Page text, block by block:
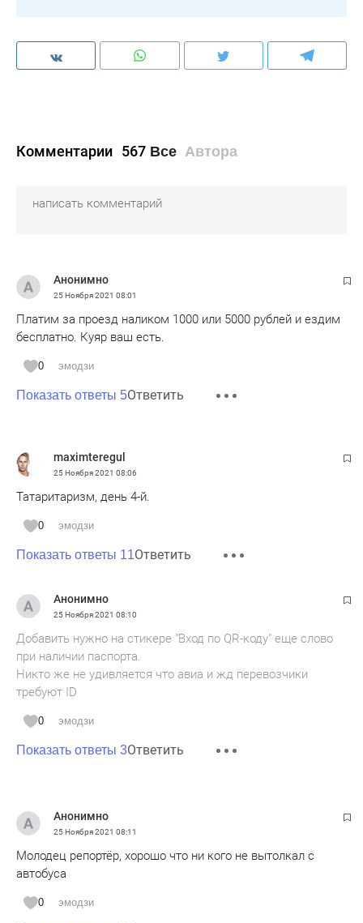
Комментарии 567 Все Автора
Анонимно
25 Ноября 2021 08:01
Платим за проезд наликом 1000 или 5000 рублей и ездим
бесплатно. Куяр ваш есть.
0 эмодзи
Показать ответы 5Ответить
maximteregul
25 Ноября 2021 08:06
Татаритаризм, день 4-й.
0 эмодзи
Показать ответы 11Ответить
Анонимно
25 Ноября 2021 08:10
Добавить нужно на стикере "Вход по QR-коду" еще слово
при наличии паспорта.
Никто же не удивляется что авиа и жд перевозчики
требуют ID
0 эмодзи
Показать ответы 3Ответить
Анонимно
25 Ноября 2021 08:11
Молодец репортёр, хорошо что ни кого не вытолкал с
автобуса
0 эмодзи